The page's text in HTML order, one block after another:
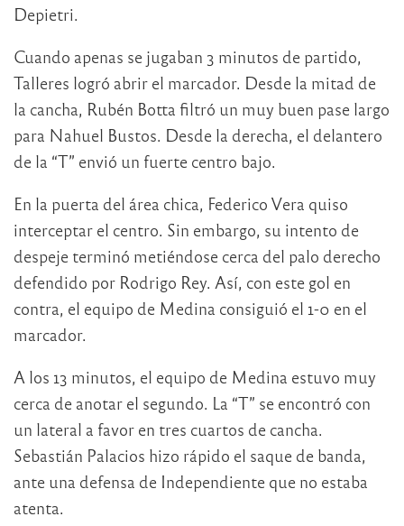
Depietri.
Cuando apenas se jugaban 3 minutos de partido,
Talleres logró abrir el marcador. Desde la mitad de
la cancha, Rubén Botta filtró un muy buen pase largo
para Nahuel Bustos. Desde la derecha, el delantero
de la “T” envió un fuerte centro bajo.
En la puerta del área chica, Federico Vera quiso
interceptar el centro. Sin embargo, su intento de
despeje terminó metiéndose cerca del palo derecho
defendido por Rodrigo Rey. Así, con este gol en
contra, el equipo de Medina consiguió el 1-0 en el
marcador.
A los 13 minutos, el equipo de Medina estuvo muy
cerca de anotar el segundo. La “T” se encontró con
un lateral a favor en tres cuartos de cancha.
Sebastián Palacios hizo rápido el saque de banda,
ante una defensa de Independiente que no estaba
atenta.